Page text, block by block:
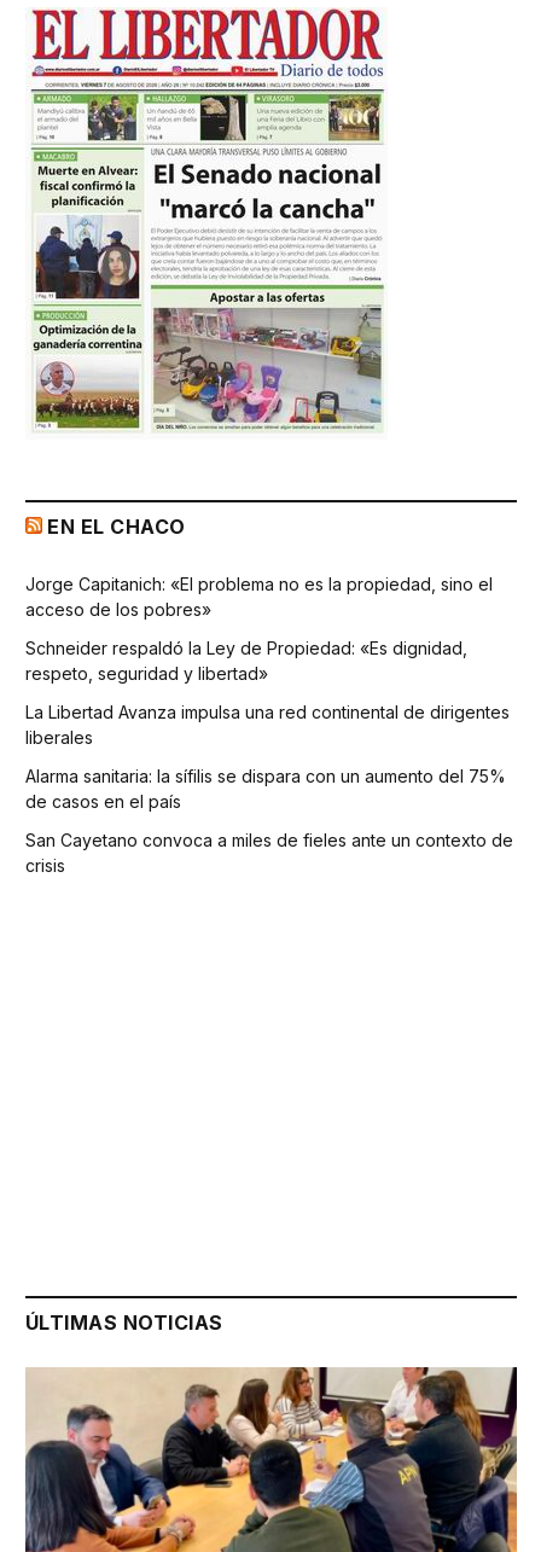
EN EL CHACO
Jorge Capitanich: «El problema no es la propiedad, sino el
acceso de los pobres»
Schneider respaldó la Ley de Propiedad: «Es dignidad,
respeto, seguridad y libertad»
La Libertad Avanza impulsa una red continental de dirigentes
liberales
Alarma sanitaria: la sífilis se dispara con un aumento del 75%
de casos en el país
San Cayetano convoca a miles de fieles ante un contexto de
crisis
ÚLTIMAS NOTICIAS